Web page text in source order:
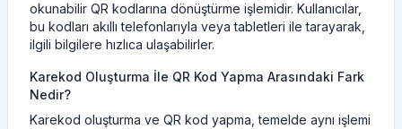
okunabilir QR kodlarına dönüştürme işlemidir. Kullanıcılar,
bu kodları akıllı telefonlarıyla veya tabletleri ile tarayarak,
ilgili bilgilere hızlıca ulaşabilirler.
Karekod Oluşturma İle QR Kod Yapma Arasındaki Fark
Nedir?
Karekod oluşturma ve QR kod yapma, temelde aynı işlemi